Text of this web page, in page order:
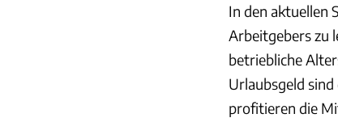
In den aktuellen
Arbeitgebers zu
betriebliche
Urlaubsgeld
profitieren die